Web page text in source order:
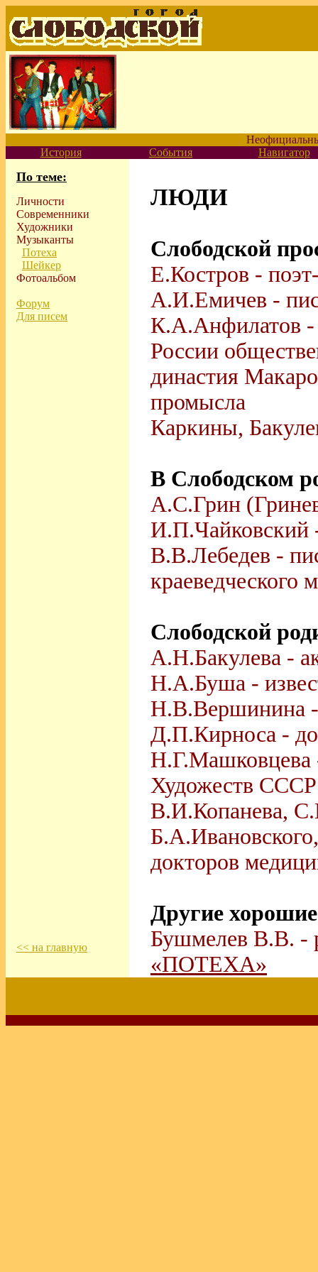
История
События Навигатор
По теме:
Личности
Современники
Художники
Музыканты
Потеха
Шейкер
Фотоальбом
Форум
Для писем
ЛЮДИ
Слободской
Е.Костров -
А.И.Емичев -
К.А.Анфилатов -
России
династия
промысла
Каркины,
В Слободском
А.С.Грин
И.П.Чайковский
В.В.Лебедев -
краеведческого
Слободской
А.Н.Бакулева -
Н.А.Буша -
Н.В.Вершинина -
Д.П.Кирноса -
Н.Г.Машковцева
Художеств СССР
В.И.Копанева,
докторов
Другие
Бушмелев В.В. -
«ПОТЕХА»
<< на главную